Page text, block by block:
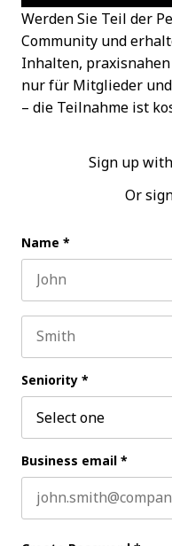
Werden Sie Teil der
Community und
Inhalten,
nur für Mitglieder
– die Teilnahme ist
Sign up
Or
Name *
Seniority *
Business email *